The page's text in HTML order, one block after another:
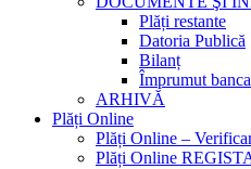
Plăți restante
Datoria Publică
Bilanț
Împrumut
ARHIVĂ
Plăți Online
Plăți Online –
Plăți Online